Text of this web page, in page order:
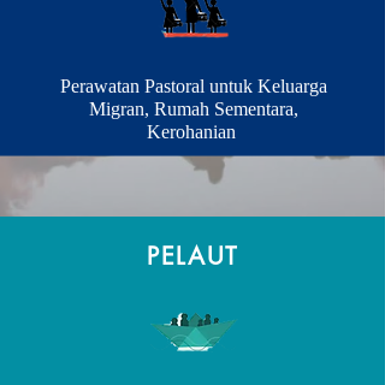
Perawatan Pastoral untuk Keluarga
Migran, Rumah Sementara,
Kerohanian
PELAUT